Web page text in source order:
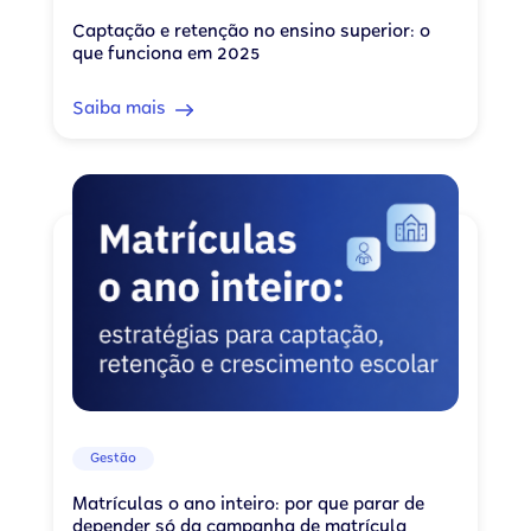
Captação e retenção no ensino superior: o
que funciona em 2025
Saiba mais
Gestão
Matrículas o ano inteiro: por que parar de